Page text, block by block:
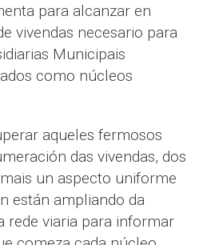
para alcanzar en
vivendas necesario para
Municipais
como núcleos
aqueles fermosos
das vivendas, dos
un aspecto uniforme
están ampliando da
rede viaria para informar